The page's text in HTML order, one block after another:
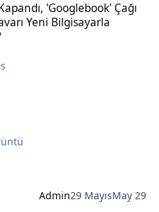
'Googlebook' Çağı
Yeni Bilgisayarla
Admin29 MayısMay 29